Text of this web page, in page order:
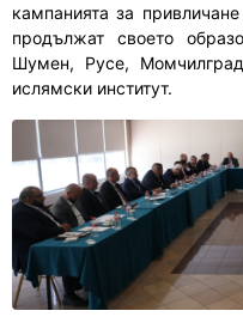
кампанията за
продължат своето
Шумен, Русе,
ислямски институт.